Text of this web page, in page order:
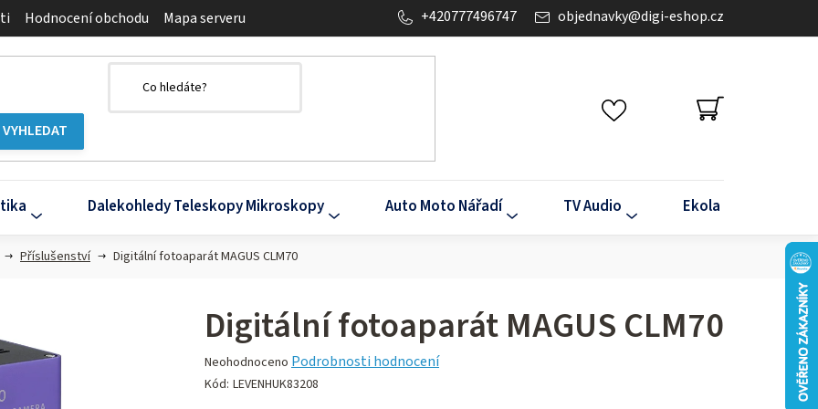
Hodnocení obchodu Mapa serveru objednavky@digi-eshop.cz
+420777496747
NÁKUPNÍ
KOŠÍK
Dalekohledy Teleskopy Mikroskopy Auto Moto Nářadí TV Audio Ekola
Příslušenství Digitální fotoaparát MAGUS CLM70
Digitální fotoaparát MAGUS CLM70
Průměrné
hodnocení
Neohodnoceno Podrobnosti hodnocení
Kód: LEVENHUK83208